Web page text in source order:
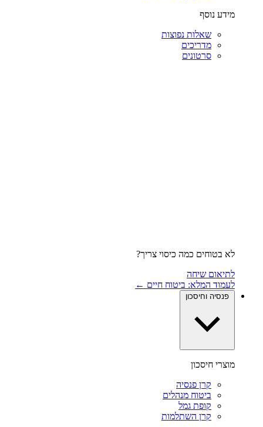
מידע נוסף
שאלות נפוצות
מדריכים
סרטונים
לא בטוחים כמה כיסוי צריך?
לתיאום שיחה
לעמוד המלא: ביטוח חיים ←
פנסיה וחיסכון
מוצרי חיסכון
קרן פנסיה
ביטוח מנהלים
קופת גמל
קרן השתלמות